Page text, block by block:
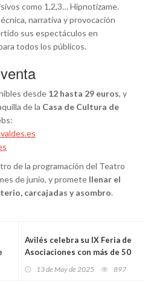
como 1,2,3… Hipnotízame.
narrativa y provocación
sus espectáculos en
todos los públicos.
desde 12 hasta 29 euros, y
de la Casa de Cultura de
de la programación del Teatro
de junio, y promete llenar el
carcajadas y asombro.
Avilés celebra su IX Feria de
Asociaciones con más de 50
participación ciudadana
13 de May de 2025 897